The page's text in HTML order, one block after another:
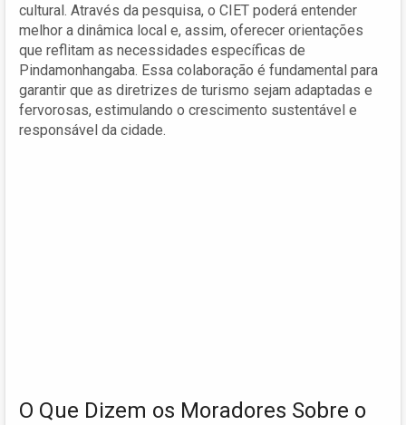
cultural. Através da pesquisa, o CIET poderá entender
melhor a dinâmica local e, assim, oferecer orientações
que reflitam as necessidades específicas de
Pindamonhangaba. Essa colaboração é fundamental para
garantir que as diretrizes de turismo sejam adaptadas e
fervorosas, estimulando o crescimento sustentável e
responsável da cidade.
O Que Dizem os Moradores Sobre o